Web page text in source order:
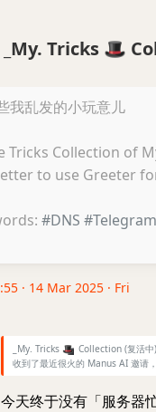
_My. Tricks 🎩
我乱发的小玩意儿
Tricks Collection of
to use Greeter
#DNS #Telegram
· 14 Mar 2025 · Fri
_My. Tricks 🎩 Collection (复活中)
收到了最近很火的 Manus AI 邀请
今天终于没有「服务器